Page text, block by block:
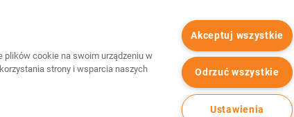
Forum Film Poland
Reklama w kinach
Wszystkie prawa zastrzeżone Cinema City
plików cookie na swoim urządzeniu w
strony i wsparcia naszych
Akceptuj wszystkie
Odrzuć wszystkie
Ustawienia